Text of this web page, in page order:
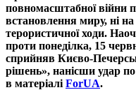
повномасштабної війни
встановлення миру, ні
терористичної ходи.
проти понеділка, 15
сприйняв Києво-
рішень», нанісши удар по
в матеріалі ForUA.